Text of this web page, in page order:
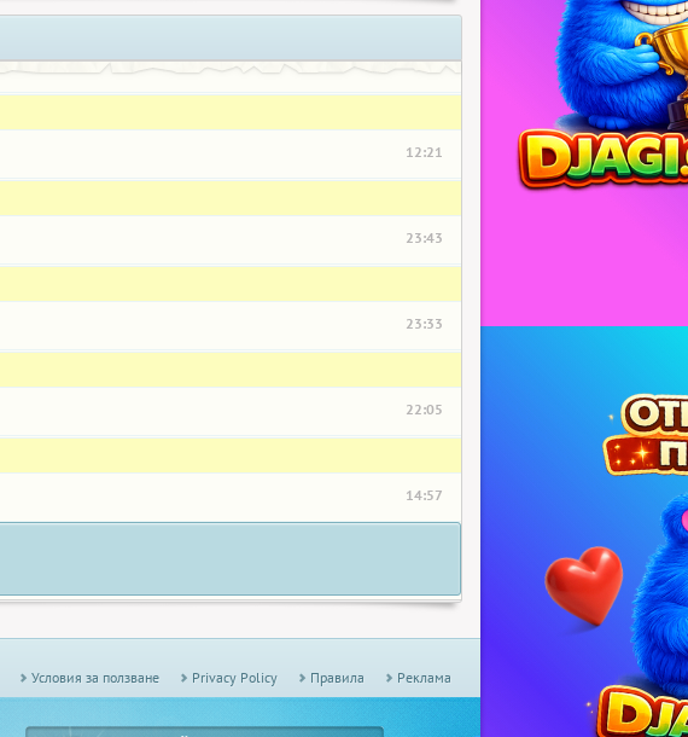
12:21
23:43
23:33
22:05
14:57
Условия за ползване Privacy Policy Правила Реклама